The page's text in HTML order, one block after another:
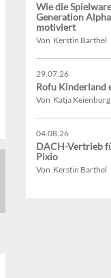
Wie die
Generation
motiviert
Von Kerstin Barthel
29.07.26
Rofu Kinderland
Von Katja Keienburg
04.08.26
DACH-Vertrieb
Pixio
Von Kerstin Barthel